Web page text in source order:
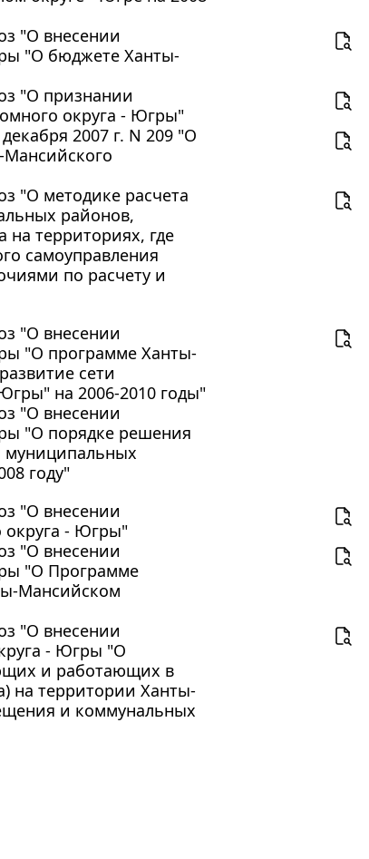
"О внесении
"О бюджете Ханты-
"О признании
округа - Югры"
2007 г. N 209 "О
"О методике расчета
районов,
на территориях, где
самоуправления
по расчету и
"О внесении
"О программе Ханты-
сети
на 2006-2010 годы"
"О внесении
"О порядке решения
муниципальных
году"
"О внесении
округа - Югры"
"О внесении
"О Программе
Мансийском
"О внесении
- Югры "О
и работающих в
на территории Ханты-
и коммунальных